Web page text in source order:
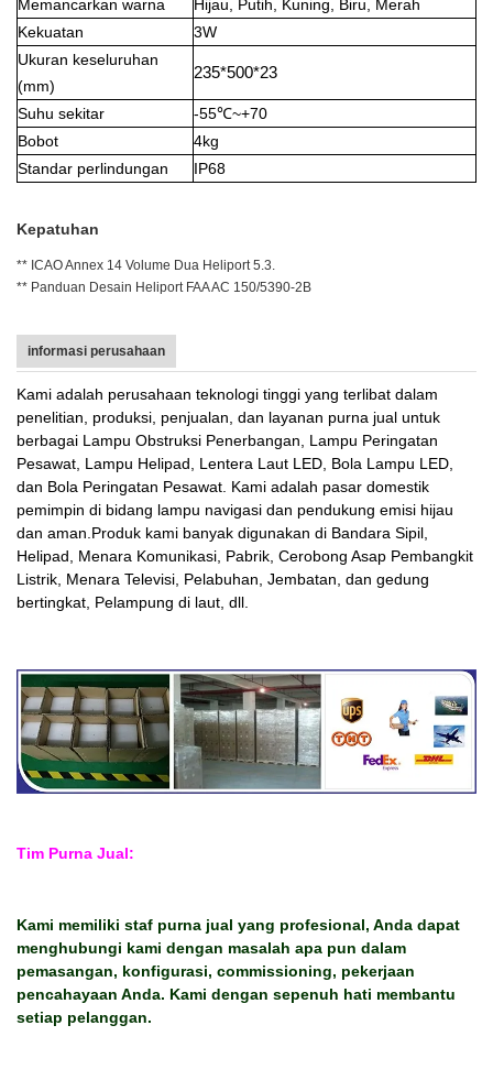
Memancarkan warna
Hijau, Putih, Kuning, Biru, Merah
Kekuatan
3W
Ukuran keseluruhan
(mm)
235*500*23
Suhu sekitar
-55℃~+70
Bobot
4kg
Standar perlindungan
IP68
Kepatuhan
** ICAO Annex 14 Volume Dua Heliport 5.3.
** Panduan Desain Heliport FAA AC 150/5390-2B
informasi perusahaan
Kami adalah perusahaan teknologi tinggi yang terlibat dalam
penelitian, produksi, penjualan, dan layanan purna jual untuk
berbagai Lampu Obstruksi Penerbangan, Lampu Peringatan
Pesawat, Lampu Helipad, Lentera Laut LED, Bola Lampu LED,
dan Bola Peringatan Pesawat. Kami adalah pasar domestik
pemimpin di bidang lampu navigasi dan pendukung emisi hijau
dan aman.Produk kami banyak digunakan di Bandara Sipil,
Helipad, Menara Komunikasi, Pabrik, Cerobong Asap Pembangkit
Listrik, Menara Televisi, Pelabuhan, Jembatan, dan gedung
bertingkat, Pelampung di laut, dll.
Tim Purna Jual:
Kami memiliki staf purna jual yang profesional, Anda dapat
menghubungi kami dengan masalah apa pun dalam
pemasangan, konfigurasi, commissioning, pekerjaan
pencahayaan Anda. Kami dengan sepenuh hati membantu
setiap pelanggan.